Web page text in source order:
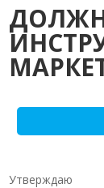
Утверждаю